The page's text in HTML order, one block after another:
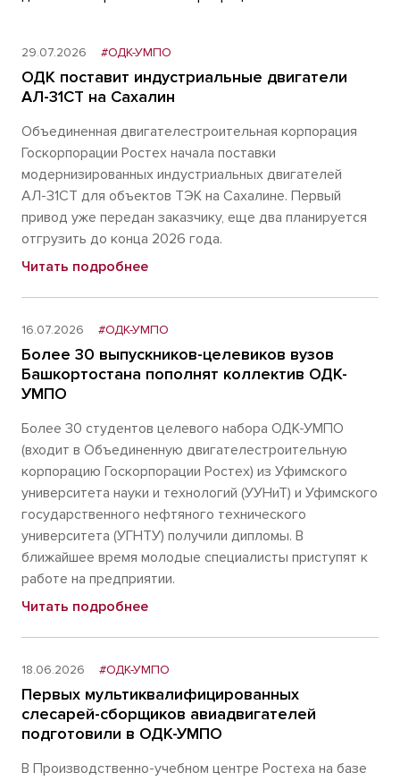
29.07.2026 #ОДК-УМПО
ОДК поставит индустриальные двигатели
АЛ-31СТ на Сахалин
Объединенная двигателестроительная корпорация
Госкорпорации Ростех начала поставки
модернизированных индустриальных двигателей
АЛ-31СТ для объектов ТЭК на Сахалине. Первый
привод уже передан заказчику, еще два планируется
отгрузить до конца 2026 года.
Читать подробнее
16.07.2026 #ОДК-УМПО
Более 30 выпускников-целевиков вузов
Башкортостана пополнят коллектив ОДК-
УМПО
Более 30 студентов целевого набора ОДК-УМПО
(входит в Объединенную двигателестроительную
корпорацию Госкорпорации Ростех) из Уфимского
университета науки и технологий (УУНиТ) и Уфимского
государственного нефтяного технического
университета (УГНТУ) получили дипломы. В
ближайшее время молодые специалисты приступят к
работе на предприятии.
Читать подробнее
18.06.2026 #ОДК-УМПО
Первых мультиквалифицированных
слесарей-сборщиков авиадвигателей
подготовили в ОДК-УМПО
В Производственно-учебном центре Ростеха на базе